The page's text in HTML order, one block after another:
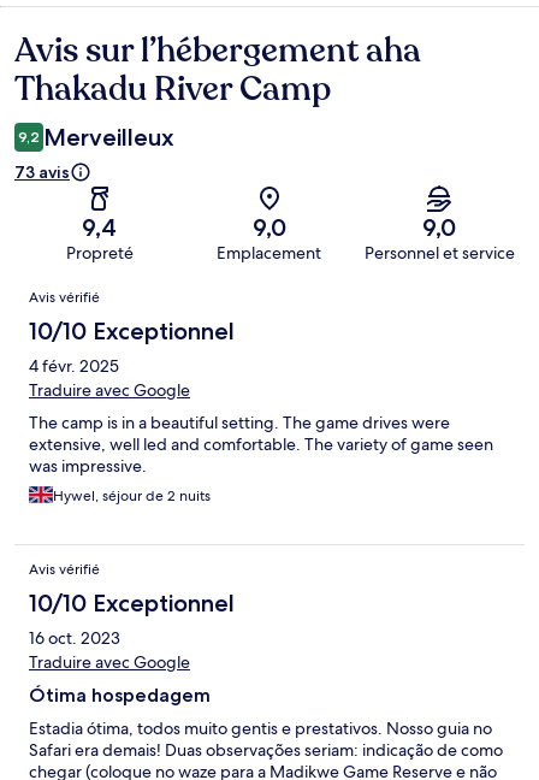
Avis
Avis sur l’hébergement aha
Thakadu River Camp
9,2 Merveilleux
73 avis
9,4
Propreté
9,0
Emplacement
9,0
Personnel et service
Avis
Avis vérifié
10/10 Exceptionnel
4 févr. 2025
Traduire avec Google
The camp is in a beautiful setting. The game drives were
extensive, well led and comfortable. The variety of game seen
was impressive.
Hywel, séjour de 2 nuits
Avis vérifié
10/10 Exceptionnel
16 oct. 2023
Traduire avec Google
Ótima hospedagem
Estadia ótima, todos muito gentis e prestativos. Nosso guia no
Safari era demais! Duas observações seriam: indicação de como
chegar (coloque no waze para a Madikwe Game Reserve e não